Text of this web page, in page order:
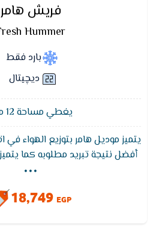
فريش هامر
Hummer
بارد فقط
ديچيتال
يغطي مساحة 12 متر²
يتميز موديل هامر بتوزيع الهواء
أفضل نتيجة تبريد مطلوبه كما
بضمان 5 سنوات من مصنع
التيار الكهربائى و لكن هذا يحدث
...
18,749 EGP